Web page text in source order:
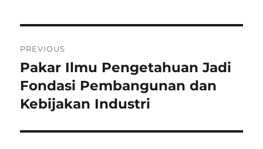
pos
PREVIOUS
Previous
post:
Pakar Ilmu Pengetahuan Jadi
Fondasi Pembangunan dan
Kebijakan Industri